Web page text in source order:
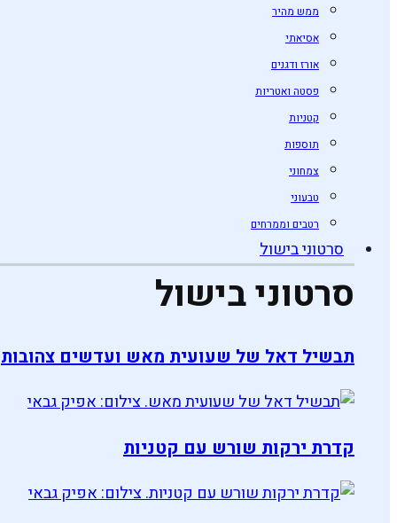
ממש מהיר
אסיאתי
אורז ודגנים
פסטה ואטריות
קטניות
תוספות
צמחוני
טבעוני
רטבים וממרחים
סרטוני בישול
סרטוני בישול
תבשיל דאל של שעועית מאש ועדשים צהובות
קדרת ירקות שורש עם קטניות